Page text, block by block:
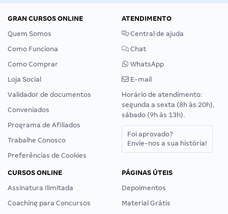
GRAN CURSOS ONLINE
Quem Somos
Como Funciona
Como Comprar
Loja Social
Validador de documentos
Conveniados
Programa de Afiliados
Trabalhe Conosco
Preferências de Cookies
ATENDIMENTO
Central de ajuda
Chat
WhatsApp
E-mail
Horário de atendimento:
segunda a sexta (8h às 20h),
sábado (9h às 13h).
Foi aprovado?
Envie-nos a sua história!
CURSOS ONLINE
Assinatura Ilimitada
Coaching para Concursos
PÁGINAS ÚTEIS
Depoimentos
Material Grátis